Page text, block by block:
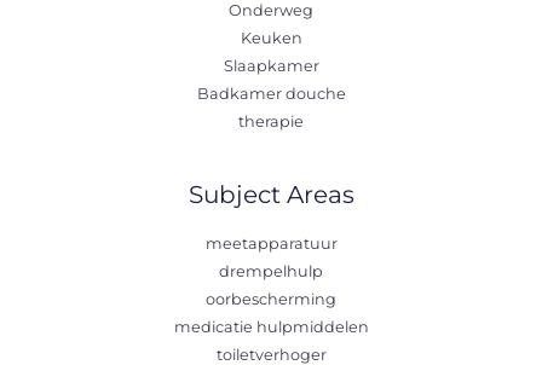
Onderweg
Keuken
Slaapkamer
Badkamer douche
therapie
Subject Areas
meetapparatuur
drempelhulp
oorbescherming
medicatie hulpmiddelen
toiletverhoger